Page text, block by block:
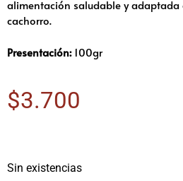
alimentación saludable y adaptada
cachorro.
Presentación:100gr
$3.700
Sin existencias